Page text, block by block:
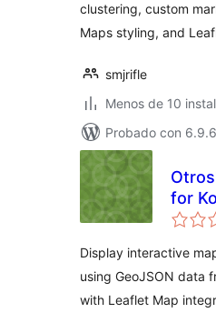
clustering, custom
Maps styling, and
smjrifle
Menos de 10
Probado con 6.9.6
for
Display interactive
using GeoJSON data
with Leaflet Map